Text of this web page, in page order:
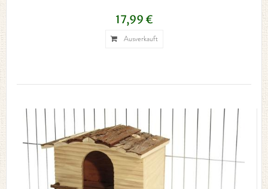
17,99 €
Ausverkauft